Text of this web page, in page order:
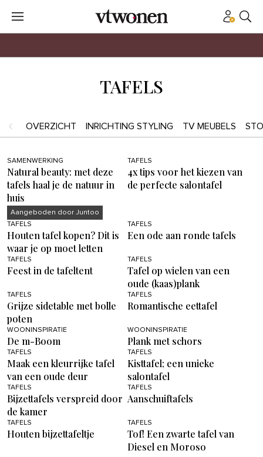
TAFELS
OVERZICHT INRICHTING STYLING TV MEUBELS
SAMENWERKING
Natural beauty: met deze
tafels haal je de natuur in
huis
Aangeboden door Juntoo
TAFELS
4x tips voor het kiezen van
de perfecte salontafel
TAFELS
Houten tafel kopen? Dit is
waar je op moet letten
TAFELS
Een ode aan ronde tafels
TAFELS
Feest in de tafeltent
TAFELS
Tafel op wielen van een
oude (kaas)plank
TAFELS
Grijze sidetable met bolle
poten
TAFELS
Romantische eettafel
WOONINSPIRATIE
De m-Boom
WOONINSPIRATIE
Plank met schors
TAFELS
Maak een kleurrijke tafel
van een oude deur
TAFELS
Kisttafel; een unieke
salontafel
TAFELS
Bijzettafels verspreid door
de kamer
TAFELS
Aanschuiftafels
TAFELS
Houten bijzettafeltje
TAFELS
Tof! Een zwarte tafel van
Diesel en Moroso